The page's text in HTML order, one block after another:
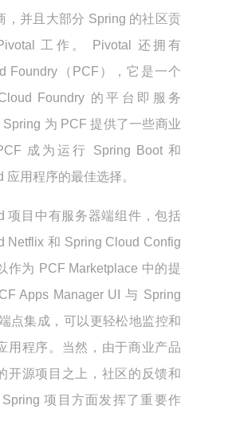
，并且大部分 Spring 的社区贡
工作。 Pivotal 还拥有
Foundry（PCF），它是一个
Foundry 的平台即服务
Spring 为 PCF 提供了一些商业
成为运行 Spring Boot 和
应用程序的最佳选择。
项目中有服务器端组件，包括
Netflix 和 Spring Cloud Config
作为 PCF Marketplace 中的提
Apps Manager UI 与 Spring
点集成，可以更轻松地监控和
用程序。当然，由于商业产品
开源项目之上，社区的反馈和
项目方面发挥了重要作